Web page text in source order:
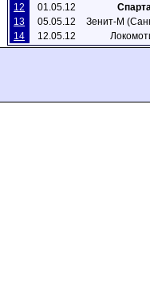
12
01.05.12
13
05.05.12
Зенит-М
14
12.05.12